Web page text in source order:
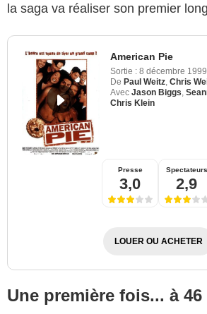
la saga va réaliser son premier
American Pie
Sortie : 8 décembre 1999
De Paul Weitz Chris
Avec Jason Biggs
Chris Klein
Presse
3,0
Spectateurs
2,9
LOUER OU ACHETER
Une première fois... à 46